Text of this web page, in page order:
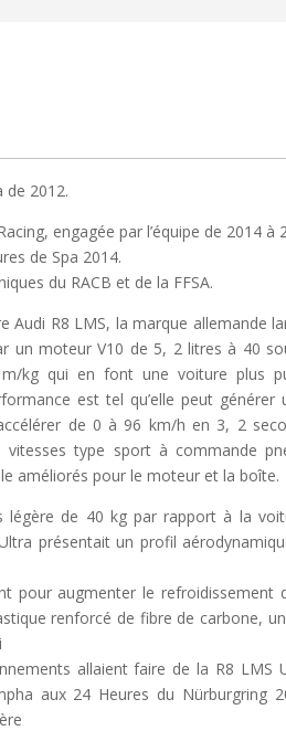
de 2012.
engagée par l’équipe de 2014 à
de Spa 2014.
du RACB et de la FFSA.
Audi R8 LMS, la marque allemande
un moteur V10 de 5, 2 litres à 40
kg qui en font une voiture plus
est tel qu’elle peut générer
de 0 à 96 km/h en 3, 2
vitesses type sport à commande
améliorés pour le moteur et la boîte.
légère de 40 kg par rapport à la
présentait un profil
pour augmenter le
renforcé de fibre de carbone,
allaient faire de la R8 LMS
aux 24 Heures du Nürburgring